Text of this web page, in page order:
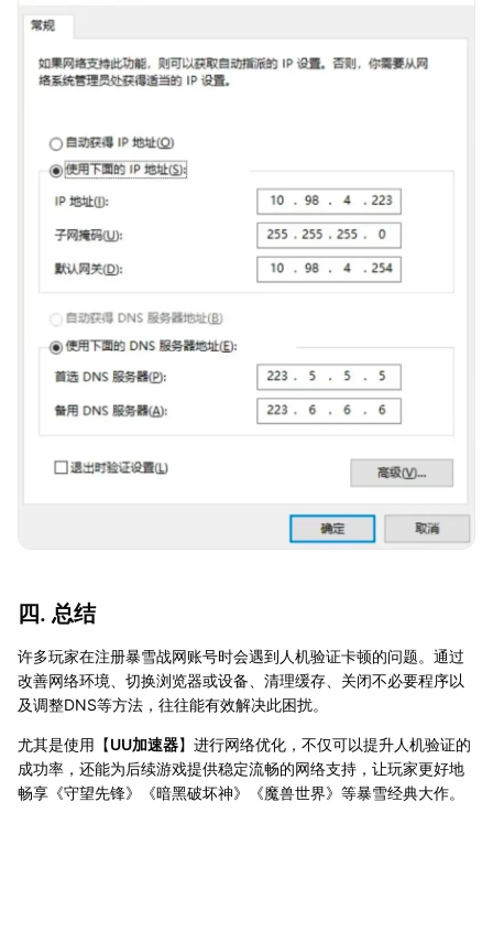
四. 总结
许多玩家在注册暴雪战网账号时会遇到人机验证卡顿的问题。通过
改善网络环境、切换浏览器或设备、清理缓存、关闭不必要程序以
及调整DNS等方法，往往能有效解决此困扰。
尤其是使用【UU加速器】进行网络优化，不仅可以提升人机验证的
成功率，还能为后续游戏提供稳定流畅的网络支持，让玩家更好地
畅享《守望先锋》《暗黑破坏神》《魔兽世界》等暴雪经典大作。